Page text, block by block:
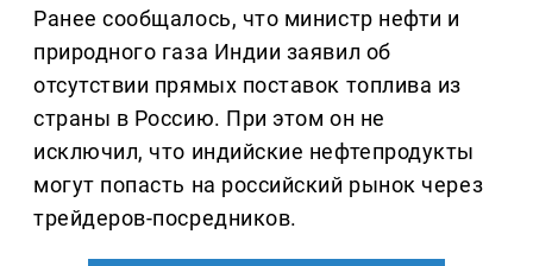
Ранее сообщалось, что министр нефти и
природного газа Индии заявил об
отсутствии прямых поставок топлива из
страны в Россию. При этом он не
исключил, что индийские нефтепродукты
могут попасть на российский рынок через
трейдеров-посредников.